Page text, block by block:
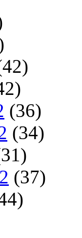
(36)
(34)
(37)